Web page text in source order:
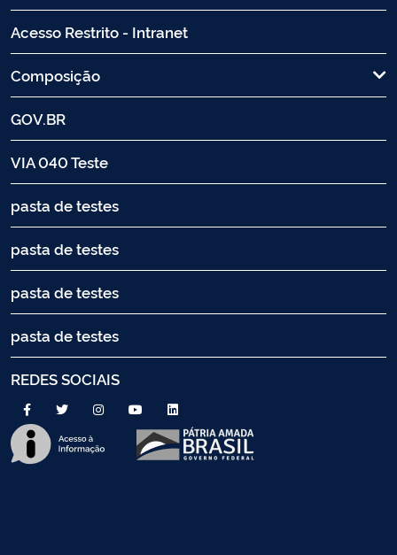
Acesso Restrito - Intranet
Composição
GOV.BR
VIA 040 Teste
pasta de testes
pasta de testes
pasta de testes
pasta de testes
REDES SOCIAIS